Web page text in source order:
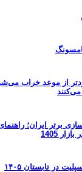
برتر ایران؛
1405
در تابستان ۱۴۰۵